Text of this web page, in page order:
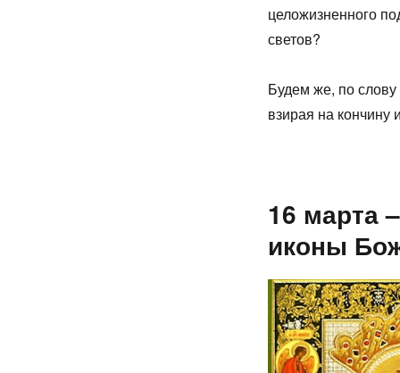
целожизненного
светов?
Будем же, по
взирая на кончину
16 марта
иконы